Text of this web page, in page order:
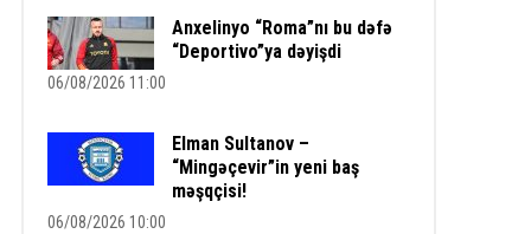
Anxelinyo “Roma”nı bu dəfə
“Deportivo”ya dəyişdi
06/08/2026 11:00
Elman Sultanov –
“Mingəçevir”in yeni baş
məşqçisi!
06/08/2026 10:00